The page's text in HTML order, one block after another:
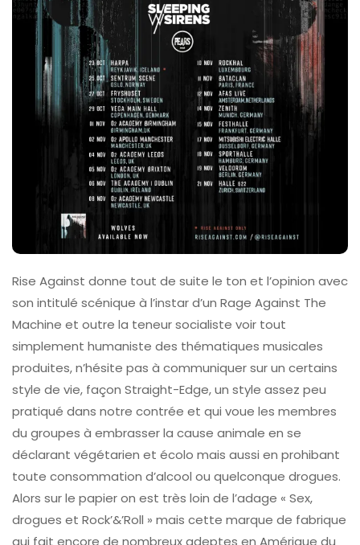
Rise Against donne tout de suite le ton et l’opinion avec
son intitulé scénique à l’instar d’un Rage Against The
Machine et outre la teneur socialiste voir tout
simplement humaniste des thématiques musicales
produites, n’hésite pas à communiquer sur un certains
style de vie, façon Straight-Edge, un style assez peu
pratiqué dans notre contrée et qui voue les membres
du groupes à embrasser la cause animale en se
déclarant végétarien et écolo mais aussi en prohibant
toute consommation d’alcool ou quelconque drogues.
Alors sur le papier on est très loin de l’adage « Sex,
drogues et Rock’&’Roll » mais cette marque de fabrique
qui fait encore de nombreux adeptes en Amérique du